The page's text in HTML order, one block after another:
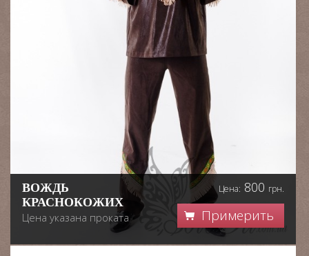
ВОЖДЬ
КРАСНОКОЖИХ
Цена указана проката
Цена: 800 грн.
Примерить